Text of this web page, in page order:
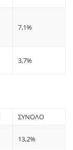
7,1%
3,7%
ΣΥΝΟΛΟ
13,2%